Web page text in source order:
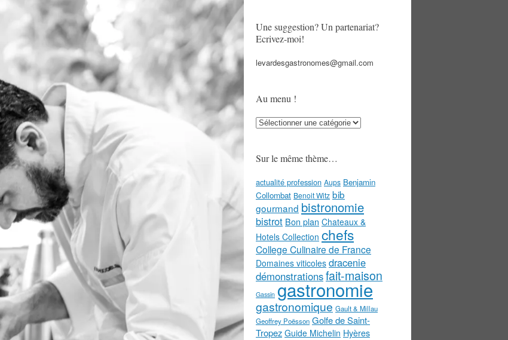
Une suggestion? Un partenariat?
Ecrivez-moi!
levardesgastronomes@gmail.com
Au menu !
Au
Sur le même thème…
actualité profession Aups Benjamin
Collombat Benoit Witz bib
gourmand bistronomie
bistrot Bon plan Chateaux &
Hotels Collection chefs
College Culinaire de France
Domaines viticoles dracenie
démonstrationsfait-maison
Gassin gastronomie
gastronomique Gault & Millau
Geoffrey Poësson Golfe de Saint-
Tropez Guide Michelin Hyères